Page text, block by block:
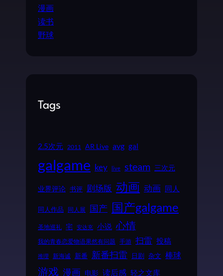
漫画
读书
野球
Tags
2.5次元 2011 AR Live avg gal
galgame key live steam 三次元
业界评论 书评 剧场版 动画 动画 同人
同人作品 同人展 国产 国产galgame
圣地巡礼 宅 安达充 小说 心情
我的青春恋爱物语果然有问题 手游 扫雷 投稿
推理 新海诚 新番 新番扫雷 日剧 杂文 棒球
游戏 漫画 电影 读后感 轻之文库